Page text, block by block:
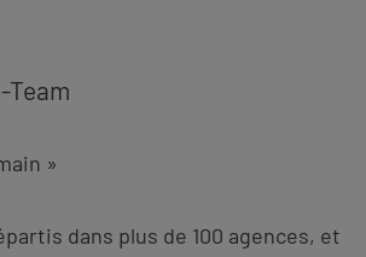
Team
»
dans plus de 100 agences, et